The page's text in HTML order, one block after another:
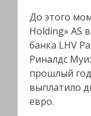
До этого
Holding» AS
банка LHV
Риналдс
прошлый
выплатило
евро.